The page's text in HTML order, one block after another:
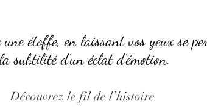
une étoffe, en laissant vos yeux se
d’un éclat d’émotion.
Découvrez le fil de l’histoire